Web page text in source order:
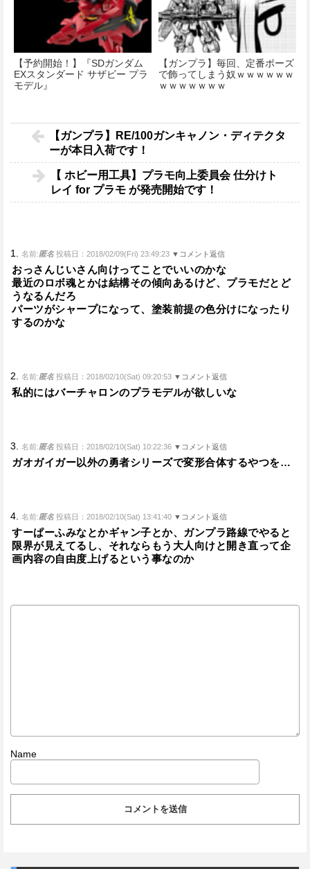
【予約開始！】『SDガンダム
EXスタンダード サザビー プラ
モデル』
【ガンプラ】毎回、定番ポーズ
で飾ってしまう奴ｗｗｗｗｗｗ
ｗｗｗｗｗｗｗ
【ガンプラ】RE/100ガンキャノン・ディテクタ
ーが本日入荷です！
【 ホビー用工具】プラモ向上委員会 仕分けト
レイ for プラモ が発売開始です！
1. 名前:匿名 投稿日：2018/02/09(Fri) 23:49:23 ▼コメント返信
おっさんじいさん向けってことでいいのかな
最近のロボ魂とかは結構その傾向あるけど、プラモだとど
うなるんだろ
パーツがシャープになって、塗装前提の色分けになったり
するのかな
2. 名前:匿名 投稿日：2018/02/10(Sat) 09:20:53 ▼コメント返信
私的にはバーチャロンのプラモデルが欲しいな
3. 名前:匿名 投稿日：2018/02/10(Sat) 10:22:36 ▼コメント返信
ガオガイガー以外の勇者シリーズで変形合体するやつを…
4. 名前:匿名 投稿日：2018/02/10(Sat) 13:41:40 ▼コメント返信
すーぱーふみなとかギャン子とか、ガンプラ路線でやると
限界が見えてるし、それならもう大人向けと開き直って企
画内容の自由度上げるという事なのか
Name